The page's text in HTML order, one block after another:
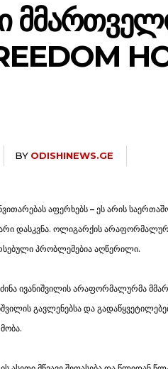
BY ODISHINEWS.GE
აფერხებს – ეს არის
დასკვნა. ოლიგარქის
პრობლემებია აღწერილი.
ივანიშვილის არაფორმალურმა
გავლენებსა და